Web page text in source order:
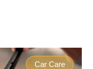
Car Care